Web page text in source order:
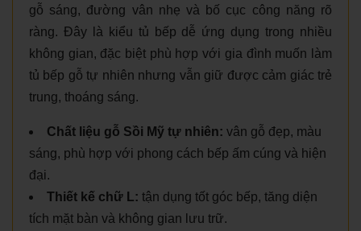
gỗ sáng, đường vân nhẹ và bố cục công năng rõ
ràng. Đây là kiểu tủ bếp dễ ứng dụng trong nhiều
không gian, đặc biệt phù hợp với gia đình muốn làm
tủ bếp gỗ tự nhiên nhưng vẫn giữ được cảm giác trẻ
trung, thoáng sáng.
Chất liệu gỗ Sồi Mỹ tự nhiên: vân gỗ đẹp, màu
sáng, phù hợp với phong cách bếp ấm cúng và hiện
đại.
Thiết kế chữ L: tận dụng tốt góc bếp, tăng diện
tích mặt bàn và không gian lưu trữ.